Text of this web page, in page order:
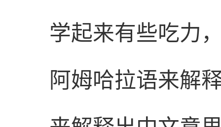
学起来有些吃力
阿姆哈拉语来解